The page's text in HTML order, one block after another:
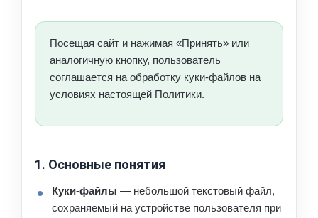
Посещая сайт и нажимая «Принять» или
аналогичную кнопку, пользователь
соглашается на обработку куки-файлов на
условиях настоящей Политики.
1. Основные понятия
Куки-файлы — небольшой текстовый файл,
сохраняемый на устройстве пользователя при